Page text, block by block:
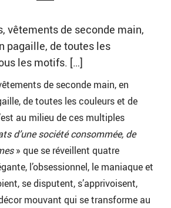
vêtements de seconde main,
pagaille, de toutes les
les motifs. […]
de seconde main, en
de toutes les couleurs et de
au milieu de ces multiples
d’une société consommée, de
» que se réveillent quatre
l’obsessionnel, le maniaque et
se disputent, s’apprivoisent,
mouvant qui se transforme au